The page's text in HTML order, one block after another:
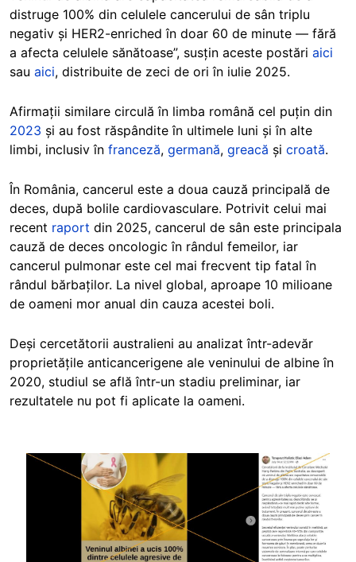
distruge 100% din celulele cancerului de sân triplu
negativ și HER2-enriched în doar 60 de minute — fără
a afecta celulele sănătoase”, susțin aceste postări aici
sau aici, distribuite de zeci de ori în iulie 2025.
Afirmații similare circulă în limba română cel puțin din
2023 și au fost răspândite în ultimele luni și în alte
limbi, inclusiv în franceză, germană, greacă și croată.
În România, cancerul este a doua cauză principală de
deces, după bolile cardiovasculare. Potrivit celui mai
recent raport din 2025, cancerul de sân este principala
cauză de deces oncologic în rândul femeilor, iar
cancerul pulmonar este cel mai frecvent tip fatal în
rândul bărbaților. La nivel global, aproape 10 milioane
de oameni mor anual din cauza acestei boli.
Deși cercetătorii australieni au analizat într-adevăr
proprietățile anticancerigene ale veninului de albine în
2020, studiul se află într-un stadiu preliminar, iar
rezultatele nu pot fi aplicate la oameni.
Image